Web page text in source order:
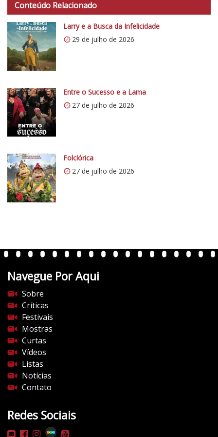
p
s
:
/
/
0
.
w
p
.
o
m
/
v
e
n
e
d
o
c
i
n
e
m
a
.
o
m
Conteúdo Relacionado
Larry e a Busca da Infelicidade
29 de julho de 2026
Entre o Sucesso e a Lama
27 de julho de 2026
Folclórica
27 de julho de 2026
Navegue Por Aqui
Sobre
Críticas
Festivais
Mostras
Curtas
Vídeos
Listas
Notícias
Contato
Redes Sociais